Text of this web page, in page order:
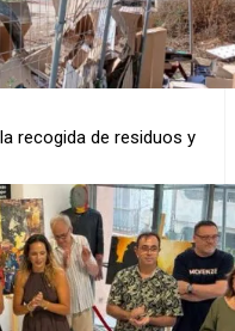
recogida de residuos y